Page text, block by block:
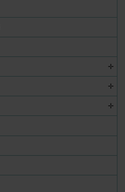
✛
✛
✛